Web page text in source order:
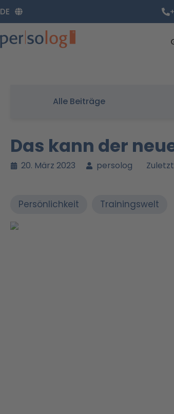
Inhalt
springen
DE
Alle Beiträge
Das kann der
20. März 2023 persolog
Persönlichkeit Trainingswelt